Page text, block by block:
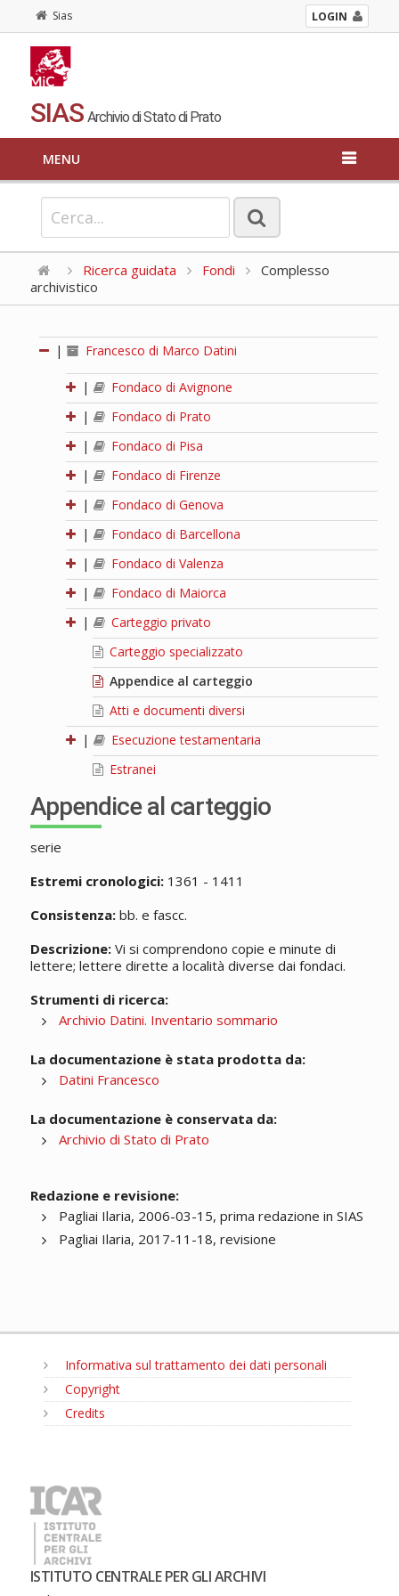
Sias LOGIN
SIAS Archivio di Stato di Prato
MENU
Ricerca guidata Fondi
Complesso
archivistico
| Francesco di Marco Datini
|
Fondaco di Avignone
|
Fondaco di Prato
|
Fondaco di Pisa
|
Fondaco di Firenze
|
Fondaco di Genova
|
Fondaco di Barcellona
|
Fondaco di Valenza
|
Fondaco di Maiorca
|
Carteggio privato
Carteggio specializzato
Appendice al carteggio
Atti e documenti diversi
|
Esecuzione testamentaria
Estranei
Appendice al carteggio
serie
Estremi cronologici:1361 - 1411
Consistenza:bb. e fascc.
Descrizione:Vi si comprendono copie e minute di
lettere; lettere dirette a località diverse dai fondaci.
Strumenti di ricerca:
Archivio Datini. Inventario sommario
La documentazione è stata prodotta da:
Datini Francesco
La documentazione è conservata da:
Archivio di Stato di Prato
Redazione e revisione:
Pagliai Ilaria, 2006-03-15, prima redazione in SIAS
Pagliai Ilaria, 2017-11-18, revisione
Informativa sul trattamento dei dati personali
Copyright
Credits
ISTITUTO CENTRALE PER GLI ARCHIVI